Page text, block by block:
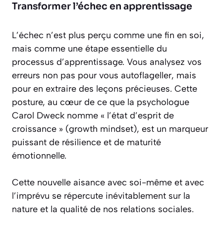
Transformer l’échec en apprentissage
L’échec n’est plus perçu comme une fin en soi,
mais comme une étape essentielle du
processus d’apprentissage. Vous analysez vos
erreurs non pas pour vous autoflageller, mais
pour en extraire des leçons précieuses. Cette
posture, au cœur de ce que la psychologue
Carol Dweck nomme « l’état d’esprit de
croissance » (growth mindset), est un marqueur
puissant de résilience et de maturité
émotionnelle.
Cette nouvelle aisance avec soi-même et avec
l’imprévu se répercute inévitablement sur la
nature et la qualité de nos relations sociales.